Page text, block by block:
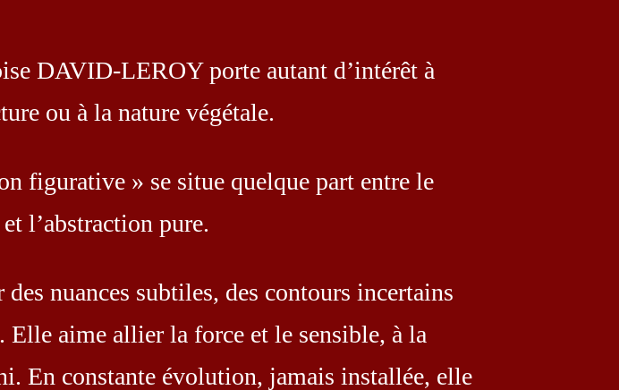
DAVID-LEROY porte autant d’intérêt à
ou à la nature végétale.
figurative » se situe quelque part entre le
l’abstraction pure.
nuances subtiles, des contours incertains
Elle aime allier la force et le sensible, à la
En constante évolution, jamais installée, elle